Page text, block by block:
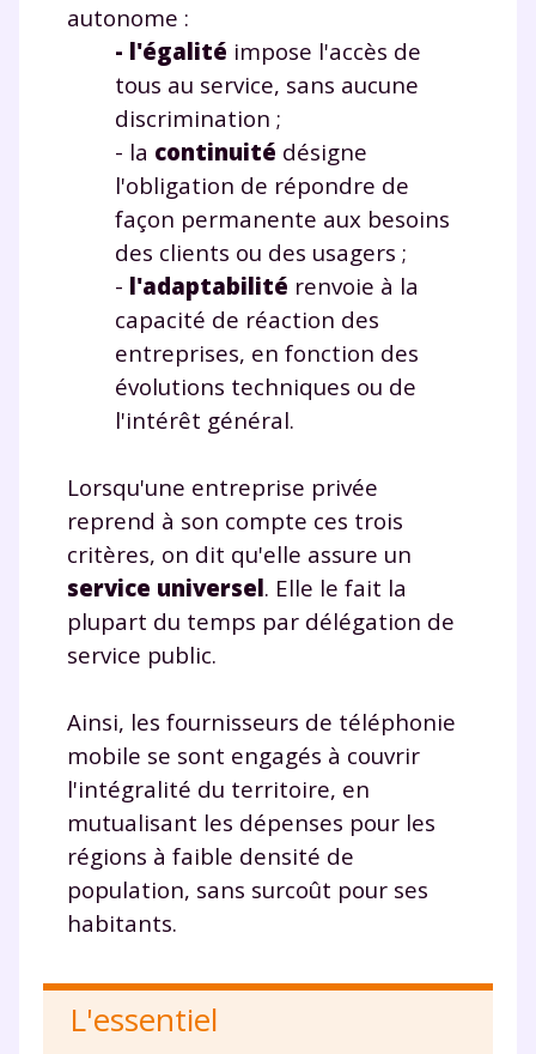
autonome :
- l'égalité impose l'accès de
tous au service, sans aucune
discrimination ;
- la continuité désigne
l'obligation de répondre de
façon permanente aux besoins
des clients ou des usagers ;
- l'adaptabilité renvoie à la
capacité de réaction des
entreprises, en fonction des
évolutions techniques ou de
l'intérêt général.
Lorsqu'une entreprise privée
reprend à son compte ces trois
critères, on dit qu'elle assure un
service universel. Elle le fait la
plupart du temps par délégation de
service public.
Ainsi, les fournisseurs de téléphonie
mobile se sont engagés à couvrir
l'intégralité du territoire, en
mutualisant les dépenses pour les
régions à faible densité de
population, sans surcoût pour ses
habitants.
L'essentiel
Envie de progresser
et de réussir votre
année scolaire ?
pendant 24h notre
plateforme de soutien
scolaire !
Fiches de cours et vidéos
Un espace dédié aux parents
pour
suivre les progrès
Tout le programme scolaire du CP à
la Terminale
Des profs expérimentés disponibles
à la demande par tchat, audio ou
vidéo
TESTER GRATUITEMENT